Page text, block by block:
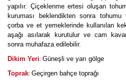
yapılır. Çiçeklenme ertesi oluşan
kuruması beklendikten sonra
çorba ve et yemeklerinde kullanılan
aşağı asılarak kurutulur ve cam
sonra muhafaza edilebilir.
Dikim Yeri: Güneşli ve yarı gölge
Toprak: Geçirgen bahçe toprağı